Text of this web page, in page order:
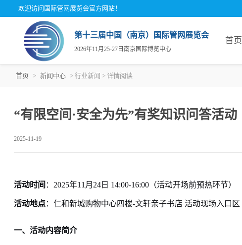
欢迎访问国际管网展览会官方网站！
第十三届中国（南京）国际管网展览会
2026年11月25-27日南京国际博览中心
首页
组织机构
参观报名
首页 > 新闻中心 > 行业新闻 > 详情阅读
“有限空间·安全为先”有奖知识问答活动
2025-11-19
活动时间 ： 2025年11月24日 14:00-16:00（活动开场前预热环节）
活动地点：仁和新城购物中心四楼-文轩亲子书店 活动现场入口区
一、 活动内容简介